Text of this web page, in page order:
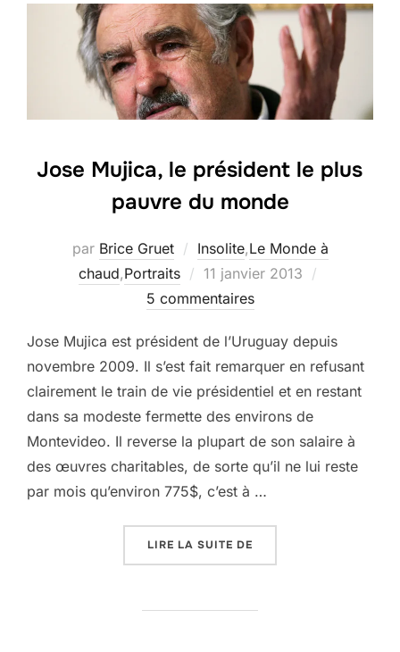
Jose Mujica, le président le plus
pauvre du monde
par Brice Gruet Insolite,Le Monde à
chaud,Portraits
Publié
le
11 janvier 2013
5 commentaires
Jose Mujica est président de l’Uruguay depuis
novembre 2009. Il s’est fait remarquer en refusant
clairement le train de vie présidentiel et en restant
dans sa modeste fermette des environs de
Montevideo. Il reverse la plupart de son salaire à
des œuvres charitables, de sorte qu’il ne lui reste
par mois qu’environ 775$, c’est à …
LIRE LA SUITE DE